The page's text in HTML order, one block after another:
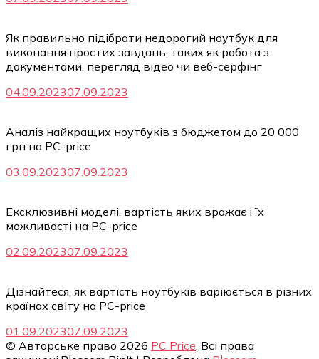
Як правильно підібрати недорогий ноутбук для
виконання простих завдань, таких як робота з
документами, перегляд відео чи веб-серфінг
04.09.202307.09.2023
Аналіз найкращих ноутбуків з бюджетом до 20 000
грн на PC-price
03.09.202307.09.2023
Ексклюзивні моделі, вартість яких вражає і їх
можливості на PC-price
02.09.202307.09.2023
Дізнайтеся, як вартість ноутбуків варіюється в різних
країнах світу на PC-price
01.09.202307.09.2023
© Авторське право 2026 PC Price . Всі права